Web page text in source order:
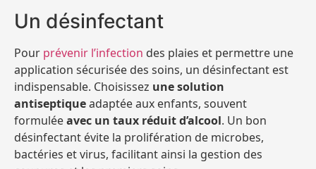
Un désinfectant
Pour prévenir l’infection des plaies et permettre une
application sécurisée des soins, un désinfectant est
indispensable. Choisissez une solution
antiseptiqueadaptée aux enfants, souvent
formuléeavec un taux réduit d’alcool. Un bon
désinfectant évite la prolifération de microbes,
bactéries et virus, facilitant ainsi la gestion des